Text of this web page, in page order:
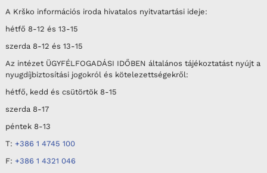
A Krško információs iroda hivatalos nyitvatartási ideje:
hétfő 8-12 és 13-15
szerda 8-12 és 13-15
Az intézet ÜGYFÉLFOGADÁSI IDŐBEN általános tájékoztatást nyújt a
nyugdíjbiztosítási jogokról és kötelezettségekről:
hétfő, kedd és csütörtök 8-15
szerda 8-17
péntek 8-13
T: +386 1 4745 100
F: +386 1 4321 046